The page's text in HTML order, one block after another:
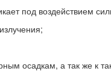
под воздействием
осадкам, а так же к